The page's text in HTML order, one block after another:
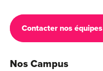
Contacter nos équipes
Nos Campus